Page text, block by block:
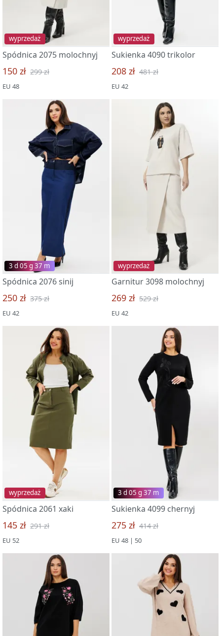
wyprzedaż
Spódnica 2075 molochnyj
150 zł 299 zł
EU 48
wyprzedaż
Sukienka 4090 trikolor
208 zł 481 zł
EU 42
3 d 05 g 37 m
Spódnica 2076 sinij
250 zł 375 zł
EU 42
wyprzedaż
Garnitur 3098 molochnyj
269 zł 529 zł
EU 42
wyprzedaż
Spódnica 2061 xaki
145 zł 291 zł
EU 52
3 d 05 g 37 m
Sukienka 4099 chernyj
275 zł 414 zł
EU 48 | 50